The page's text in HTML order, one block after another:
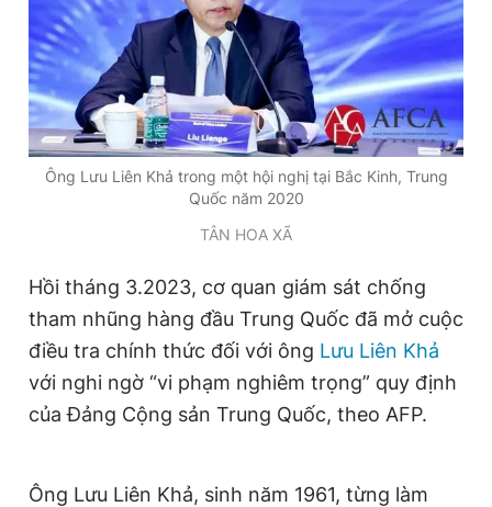
Hotline
0906 645 777
Liên hệ quảng cáo
0908 780 404
Đặt báo Quảng cáo RSS Tòa soạn Chính sách bảo
Tổng biên tập: Nguyễn Ngọc Toàn
Phó tổng biên tập thường trực: Hải Thành
Phó tổng biên tập: Lâm Hiếu Dũng
Phó tổng biên tập: Trần Việt Hưng
Tổng thư ký tòa soạn: Đức Trung
© 2003-2026 Bản quyền thuộc về Báo Thanh Niên. Cấm sao
chép dưới mọi hình thức nếu không có sự chấp thuận bằng văn
bản. Phát triển bởi ePi Technologies, JSC.
Ông Lưu Liên Khả trong một hội nghị tại Bắc Kinh, Trung
Quốc năm 2020
TÂN HOA XÃ
Hồi tháng 3.2023, cơ quan giám sát chống
tham nhũng hàng đầu Trung Quốc đã mở cuộc
điều tra chính thức đối với ông Lưu Liên Khả
với nghi ngờ “vi phạm nghiêm trọng” quy định
của Đảng Cộng sản Trung Quốc, theo AFP.
Ông Lưu Liên Khả, sinh năm 1961, từng làm